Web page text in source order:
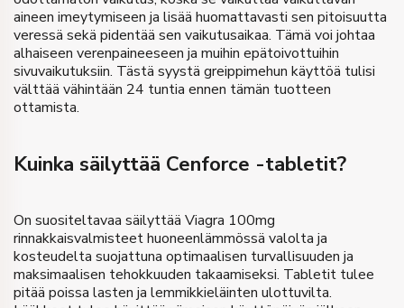
aineen imeytymiseen ja lisää huomattavasti sen pitoisuutta
veressä sekä pidentää sen vaikutusaikaa. Tämä voi johtaa
alhaiseen verenpaineeseen ja muihin epätoivottuihin
sivuvaikutuksiin. Tästä syystä greippimehun käyttöä tulisi
välttää vähintään 24 tuntia ennen tämän tuotteen
ottamista.
Kuinka säilyttää Cenforce -tabletit?
On suositeltavaa säilyttää Viagra 100mg
rinnakkaisvalmisteet huoneenlämmössä valolta ja
kosteudelta suojattuna optimaalisen turvallisuuden ja
maksimaalisen tehokkuuden takaamiseksi. Tabletit tulee
pitää poissa lasten ja lemmikkieläinten ulottuvilta.